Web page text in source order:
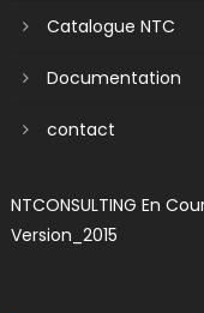
Catalogue NTC
Documentation
contact
NTCONSULTING En
Version_2015